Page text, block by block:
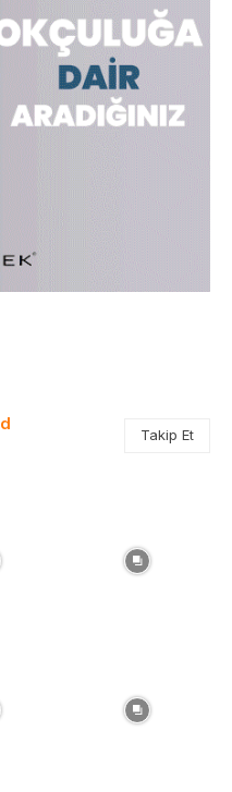
Takip Et